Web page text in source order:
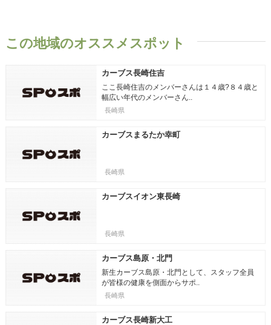
この地域のオススメスポット
カーブス長崎住吉
ここ長崎住吉のメンバーさんは１４歳?８４歳と
幅広い年代のメンバーさん..
長崎県
カーブスまるたか幸町
長崎県
カーブスイオン東長崎
長崎県
カーブス島原・北門
新生カーブス島原・北門として、スタッフ全員
が皆様の健康を側面からサポ..
長崎県
カーブス長崎新大工